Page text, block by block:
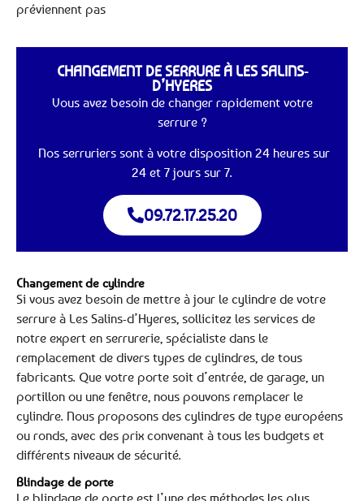
préviennent pas
CHANGEMENT DE SERRURE À LES SALINS-
D’HYERES
Vous avez besoin de changer rapidement votre
serrure ?
Nos serruriers sont à votre disposition 24 heures sur
24 et 7 jours sur 7.
09.72.17.25.20
Changement de cylindre
Si vous avez besoin de mettre à jour le cylindre de votre
serrure à Les Salins-d’Hyeres, sollicitez les services de
notre expert en serrurerie, spécialiste dans le
remplacement de divers types de cylindres, de tous
fabricants. Que votre porte soit d’entrée, de garage, un
portillon ou une fenêtre, nous pouvons remplacer le
cylindre. Nous proposons des cylindres de type européens
ou ronds, avec des prix convenant à tous les budgets et
différents niveaux de sécurité.
Blindage de porte
Le blindage de porte est l’une des méthodes les plus